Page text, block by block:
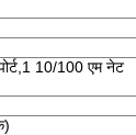
10/100 एम नेट